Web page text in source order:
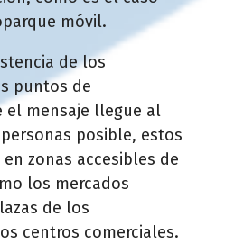
móvil.
de los
puntos de
el mensaje llegue al
posible, estos
zonas accesibles de
los mercados
de los
centros comerciales.